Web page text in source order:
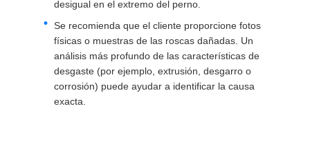
desigual en el extremo del perno.
Se recomienda que el cliente proporcione fotos
físicas o muestras de las roscas dañadas. Un
análisis más profundo de las características de
desgaste (por ejemplo, extrusión, desgarro o
corrosión) puede ayudar a identificar la causa
exacta.